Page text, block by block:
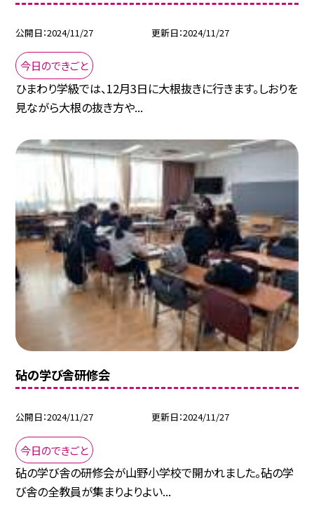
公開日 2024/11/27 更新日 2024/11/27
今日のできごと
ひまわり学級では、12月3日に大根抜きに行きます。しおりを
見ながら大根の抜き方や...
砧の学び舎研修会
公開日 2024/11/27 更新日 2024/11/27
今日のできごと
砧の学び舎の研修会が山野小学校で開かれました。砧の学
び舎の全教員が集まりよりよい...